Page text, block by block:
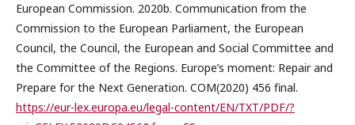
European Commission. 2020b. Communication from the
Commission to the European Parliament, the European
Council, the Council, the European and Social Committee and
the Committee of the Regions. Europe’s moment: Repair and
Prepare for the Next Generation. COM(2020) 456 final.
https://eur-lex.europa.eu/legal-content/EN/TXT/PDF/?